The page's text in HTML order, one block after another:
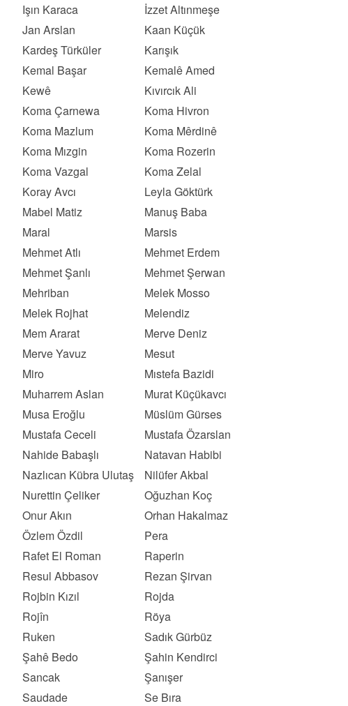
Işın Karaca
İzzet Altınmeşe
Jan Arslan
Kaan Küçük
Kardeş Türküler
Karışık
Kemal Başar
Kemalê Amed
Kewê
Kıvırcık Ali
Koma Çarnewa
Koma Hivron
Koma Mazlum
Koma Mêrdinê
Koma Mızgin
Koma Rozerin
Koma Vazgal
Koma Zelal
Koray Avcı
Leyla Göktürk
Mabel Matiz
Manuş Baba
Maral
Marsis
Mehmet Atlı
Mehmet Erdem
Mehmet Şanlı
Mehmet Şerwan
Mehriban
Melek Mosso
Melek Rojhat
Melendiz
Mem Ararat
Merve Deniz
Merve Yavuz
Mesut
Miro
Mıstefa Bazidi
Muharrem Aslan
Murat Küçükavcı
Musa Eroğlu
Müslüm Gürses
Mustafa Ceceli
Mustafa Özarslan
Nahide Babaşlı
Natavan Habibi
Nazlıcan Kübra Ulutaş
Nilüfer Akbal
Nurettin Çeliker
Oğuzhan Koç
Onur Akın
Orhan Hakalmaz
Özlem Özdil
Pera
Rafet El Roman
Raperin
Resul Abbasov
Rezan Şirvan
Rojbin Kızıl
Rojda
Rojîn
Röya
Ruken
Sadık Gürbüz
Şahê Bedo
Şahin Kendirci
Sancak
Şanışer
Saudade
Se Bıra